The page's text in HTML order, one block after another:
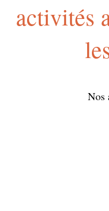
activités
Nos